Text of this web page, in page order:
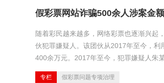
假彩票网站诈骗500余人涉案金
随着彩民越来越多，网络彩票也逐渐兴起
伙犯罪嫌疑人。该团伙从2017年至今，
400余万元。2017年至今，犯罪嫌疑人朱某
专栏 假彩票问题专项治理